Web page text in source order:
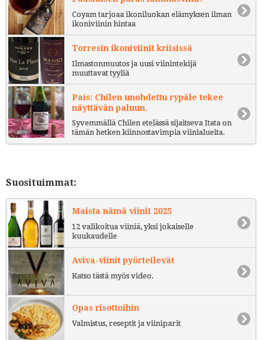
Coyam tarjoaa ikoniluokan elämyksen ilman
ikoniviinin hintaa
Torresin ikoniviinit kriisissä
Ilmastonmuutos ja uusi viinintekijä
muuttavat tyyliä
País: Chilen unohdettu rypäle tekee
näyttävän paluun.
Syvemmällä Chilen etelässä sijaitseva Itata on
tämän hetken kiinnostavimpia viinialueita.
Suosituimmat:
Maista nämä viinit 2025
12 valikoitua viiniä, yksi jokaiselle
kuukaudelle
Aviva-viinit pyörteilevät
Katso tästä myös video.
Opas risottoihin
Valmistus, reseptit ja viiniparit